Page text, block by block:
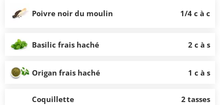
Poivre noir du moulin 1/4 c à c
Basilic frais haché 2 c à s
Origan frais haché 1 c à s
Coquillette 2 tasses